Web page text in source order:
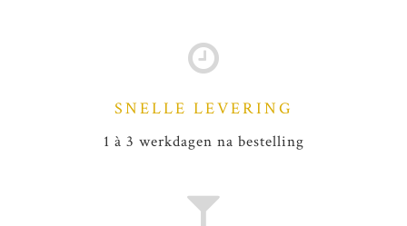
SNELLE LEVERING
1 à 3 werkdagen na bestelling